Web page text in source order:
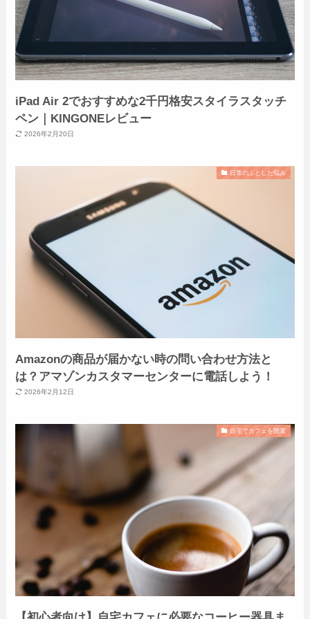
iPad Air 2でおすすめな2千円格安スタイラスタッチ
ペン｜KINGONEレビュー
2026年2月20日
日常のふとした悩み
Amazonの商品が届かない時の問い合わせ方法と
は？アマゾンカスタマーセンターに電話しよう！
2026年2月12日
自宅でカフェを開業